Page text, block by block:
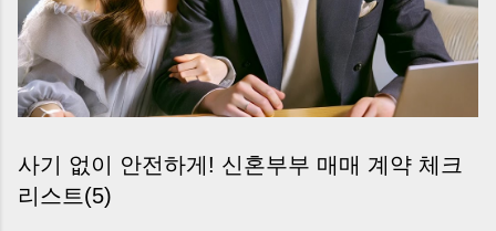
사기 없이 안전하게! 신혼부부 매매 계약 체크
리스트(5)